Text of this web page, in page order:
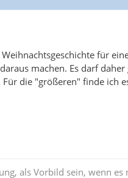
für
machen. Es darf
die "größeren" finde ich
als Vorbild sein, wenn